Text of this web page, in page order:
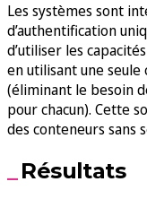
Les systèmes sont
d’authentification
d’utiliser les
en utilisant une seule
(éliminant le besoin
pour chacun). Cette
des conteneurs sans
Résultats